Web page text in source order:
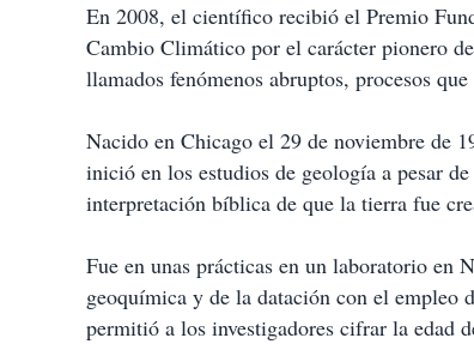
En 2008, el científico recibió el Premio
Cambio Climático por el carácter pionero
llamados fenómenos abruptos, procesos
Nacido en Chicago el 29 de noviembre de
inició en los estudios de geología a pesar
interpretación bíblica de que la tierra fue
Fue en unas prácticas en un laboratorio en
geoquímica y de la datación con el empleo
permitió a los investigadores cifrar la edad